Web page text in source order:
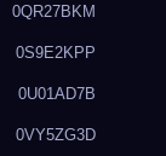
0QR27BKM
0S9E2KPP
0U01AD7B
0VY5ZG3D